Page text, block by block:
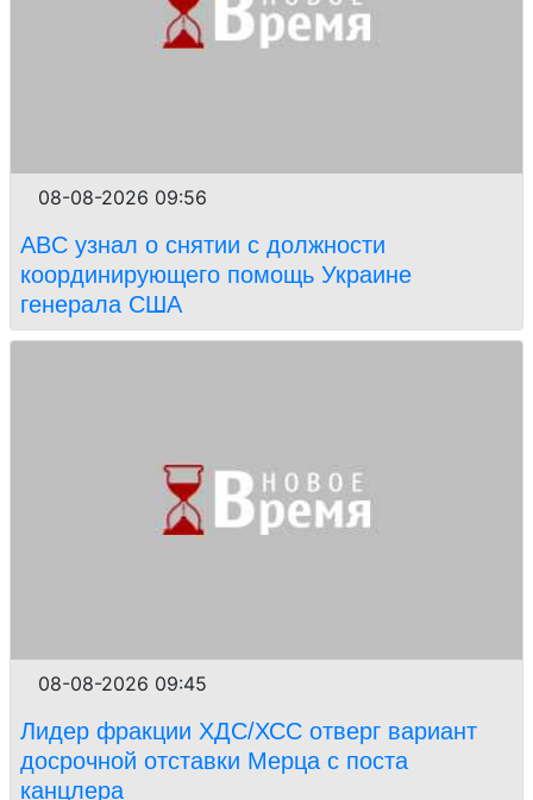
08-08-2026 09:56
ABC узнал о снятии с должности
координирующего помощь Украине
генерала США
08-08-2026 09:45
Лидер фракции ХДС/ХСС отверг вариант
досрочной отставки Мерца с поста
канцлера